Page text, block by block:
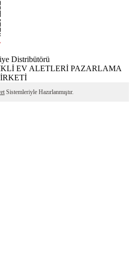
Distribütörü
EV ALETLERİ PAZARLAMA
Sistemleriyle Hazırlanmıştır.